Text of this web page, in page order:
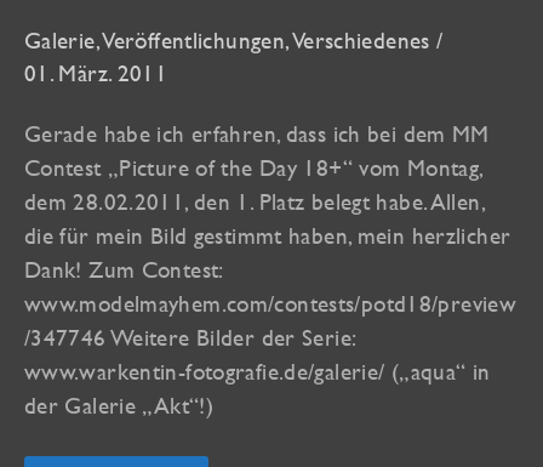
Galerie,Veröffentlichungen,Verschiedenes /
01. März. 2011
Gerade habe ich erfahren, dass ich bei dem MM
Contest „Picture of the Day 18+“ vom Montag,
dem 28.02.2011, den 1. Platz belegt habe. Allen,
die für mein Bild gestimmt haben, mein herzlicher
Dank! Zum Contest:
www.modelmayhem.com/contests/potd18/preview
/347746 Weitere Bilder der Serie:
www.warkentin-fotografie.de/galerie/ („aqua“ in
der Galerie „Akt“!)